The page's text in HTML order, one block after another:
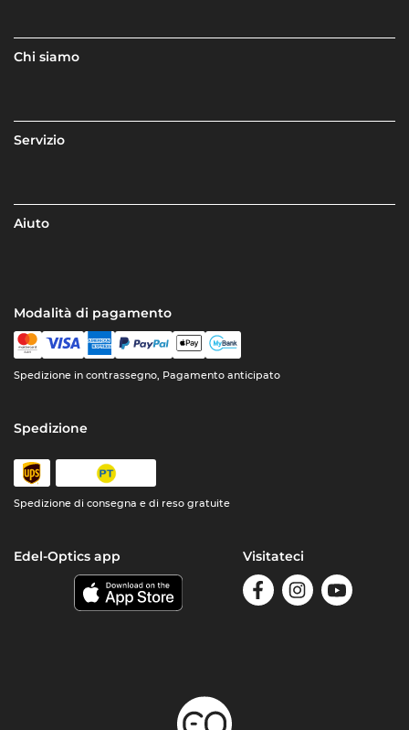
Chi siamo
Servizio
Aiuto
Modalità di pagamento
Spedizione in contrassegno, Pagamento anticipato
Spedizione
Spedizione di consegna e di reso gratuite
Edel-Optics app Visitateci